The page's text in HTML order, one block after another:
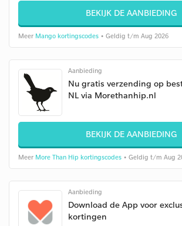
BEKIJK DE AANBIEDING
Meer Mango kortingscodes • Geldig t/m Aug 2026
Aanbieding
Nu gratis verzending op
NL via Morethanhip.nl
BEKIJK DE AANBIEDING
Meer More Than Hip kortingscodes • Geldig t/m Aug
Aanbieding
Download de App voor
kortingen